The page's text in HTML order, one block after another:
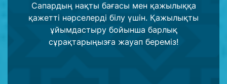
Сапардың нақты бағасы мен қажылыққа
қажетті нәрселерді білу үшін. Қажылықты
ұйымдастыру бойынша барлық
сұрақтарыңызға жауап береміз!